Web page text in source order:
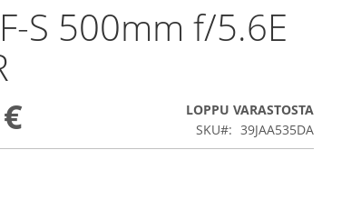
S 500mm f/5.6E
LOPPU VARASTOSTA
SKU
39JAA535DA